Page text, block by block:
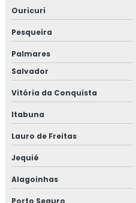
Ouricuri
Pesqueira
Palmares
Salvador
Vitória da Conquista
Itabuna
Lauro de Freitas
Jequié
Alagoinhas
Porto Seguro